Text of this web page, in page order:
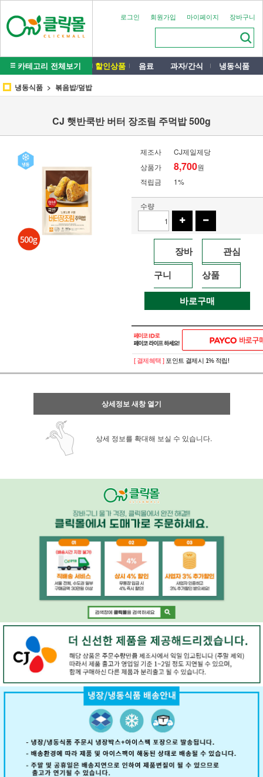
로그인 회원가입 마이페이지 장바구니
카테고리 전체보기 할인상품 음료 과자/간식 냉동식품
냉동식품 볶음밥/덮밥
CJ 햇반쿡반 버터 장조림 주먹밥 500g
제조사
CJ제일제당
상품가
8,700원
적립금
1%
수량
장바
구니
관심
상품
바로구매
페이코 ID로 페
PAYCO 바로구
[ 결제혜택 ] 포인트 결제시 1% 적립!
상세정보 새창 열기
상세 정보를 확대해 보실 수 있습니다.